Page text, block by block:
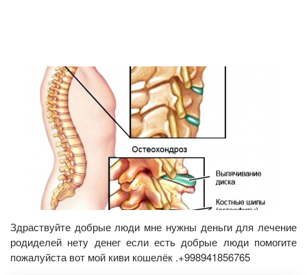
Здраствуйте добрые люди мне нужны деньги для лечение
родиделей нету денег если есть добрые люди помогите
пожалуйста вот мой киви кошелёк .+998941856765